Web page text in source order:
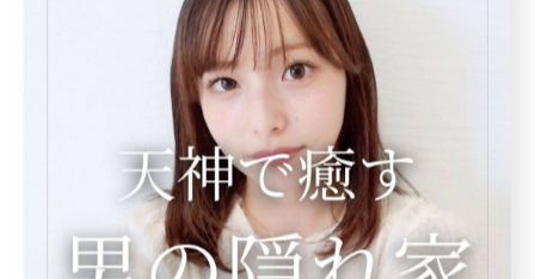
最近の投稿
Recent
Posts
2026/04/10
一度体験すると